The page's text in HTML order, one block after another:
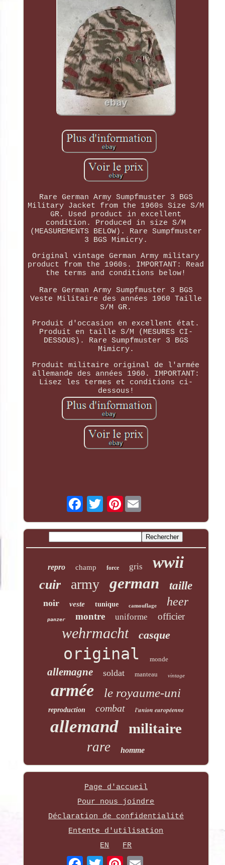
Rare German Army Sumpfmuster 3 BGS
Military Jacket from the 1960s Size S/M
GR. Used product in excellent
condition. Produced in size S/M
(MEASUREMENTS BELOW). Rare Sumpfmuster
3 BGS Mimicry.
Original vintage German Army military
product from the 1960s. IMPORTANT: Read
the terms and conditions below!
Rare German Army Sumpfmuster 3 BGS
Veste Militaire des années 1960 Taille
S/M GR.
Produit d'occasion en excellent état.
Produit en taille S/M (MESURES CI-
DESSOUS). Rare Sumpfmuster 3 BGS
Mimicry.
Produit militaire original de l'armée
allemande des années 1960. IMPORTANT:
Lisez les termes et conditions ci-
dessous!
Pinterest
repro champ force gris wwii
cuir army german taille
noir veste tunique camouflage heer
panzer montre uniforme officier
wehrmacht casque
original monde
allemagne soldat manteau vintage
armée le royaume-uni
reproduction combat l'union européenne
allemand militaire
rare homme
Page d'accueil
Pour nous joindre
Déclaration de confidentialité
Entente d'utilisation
EN
FR